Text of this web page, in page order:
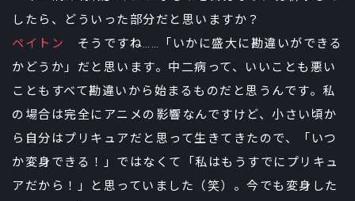
したら、どういった部分だと思いますか？
ペイトン そうですね……「いかに盛大に勘違いができる
かどうか」だと思います。中二病って、いいことも悪い
こともすべて勘違いから始まるものだと思うんです。私
の場合は完全にアニメの影響なんですけど、小さい頃か
ら自分はプリキュアだと思って生きてきたので、「いつ
か変身できる！」ではなくて「私はもうすでにプリキュ
アだから！」と思っていました（笑）。今でも変身した